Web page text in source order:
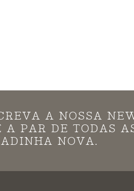
A NOSSA
A PAR DE TODAS
NOVA.